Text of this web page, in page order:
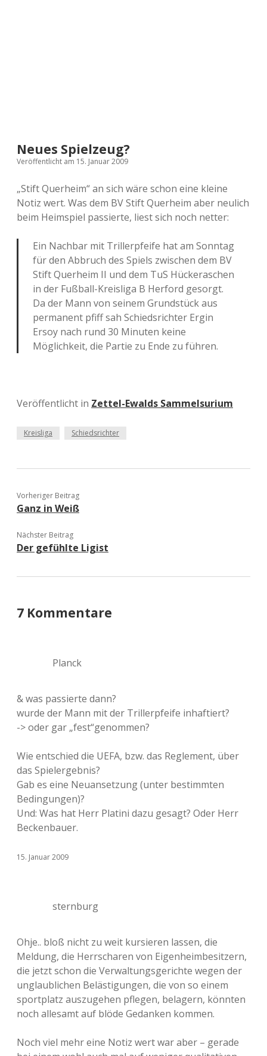
Neues Spielzeug?
Veröffentlicht am 15. Januar 2009
„Stift Querheim“ an sich wäre schon eine kleine
Notiz wert. Was dem BV Stift Querheim aber neulich
beim Heimspiel passierte, liest sich noch netter:
Ein Nachbar mit Trillerpfeife hat am Sonntag
für den Abbruch des Spiels zwischen dem BV
Stift Querheim II und dem TuS Hückeraschen
in der Fußball-Kreisliga B Herford gesorgt.
Da der Mann von seinem Grundstück aus
permanent pfiff sah Schiedsrichter Ergin
Ersoy nach rund 30 Minuten keine
Möglichkeit, die Partie zu Ende zu führen.
Veröffentlicht in Zettel-Ewalds Sammelsurium
Kreisliga Schiedsrichter
Vorheriger Beitrag
Ganz in Weiß
Nächster Beitrag
Der gefühlte Ligist
7 Kommentare
Planck
& was passierte dann?
wurde der Mann mit der Trillerpfeife inhaftiert?
-> oder gar „fest“genommen?
Wie entschied die UEFA, bzw. das Reglement, über
das Spielergebnis?
Gab es eine Neuansetzung (unter bestimmten
Bedingungen)?
Und: Was hat Herr Platini dazu gesagt? Oder Herr
Beckenbauer.
15. Januar 2009
sternburg
Ohje.. bloß nicht zu weit kursieren lassen, die
Meldung, die Herrscharen von Eigenheimbesitzern,
die jetzt schon die Verwaltungsgerichte wegen der
unglaublichen Belästigungen, die von so einem
sportplatz auszugehen pflegen, belagern, könnten
noch allesamt auf blöde Gedanken kommen.
Noch viel mehr eine Notiz wert war aber – gerade